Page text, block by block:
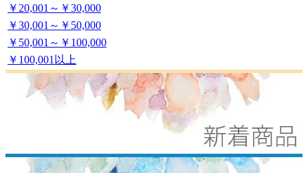
￥20,001～￥30,000
￥30,001～￥50,000
￥50,001～￥100,000
￥100,001以上